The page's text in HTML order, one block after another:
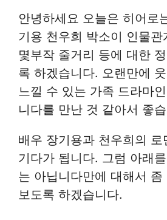
안녕하세요 오늘은 히어로
기용 천우희 박소이 인물관
몇부작 줄거리 등에 대한
록 하겠습니다. 오랜만에
느낄 수 있는 가족 드라마
니다를 만난 것 같아서 좋
배우 장기용과 천우희의
기다가 됩니다. 그럼 아래
는 아닙니다만에 대해서
보도록 하겠습니다.